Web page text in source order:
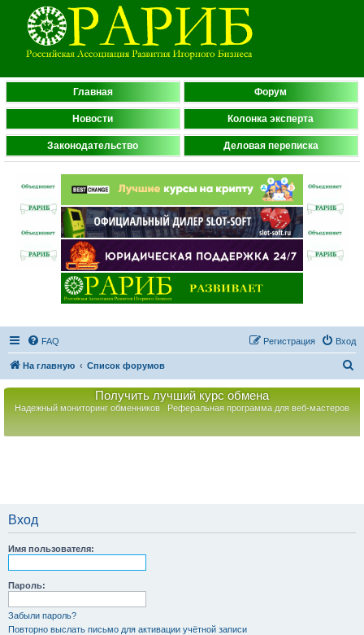
Главная Форум
Новости Колонка эксперта
Законодательство Деловая переписка
FAQ Вход
Регистрация
На главную Список форумов
Получить лучший курс обмена
Надежный мониторинг обменников Реферальная программа для веб-мастеров
Вход
Имя пользователя:
Пароль:
Забыли пароль?
Повторно выслать письмо для активации учётной записи